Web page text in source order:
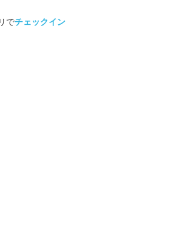
でチェックイン